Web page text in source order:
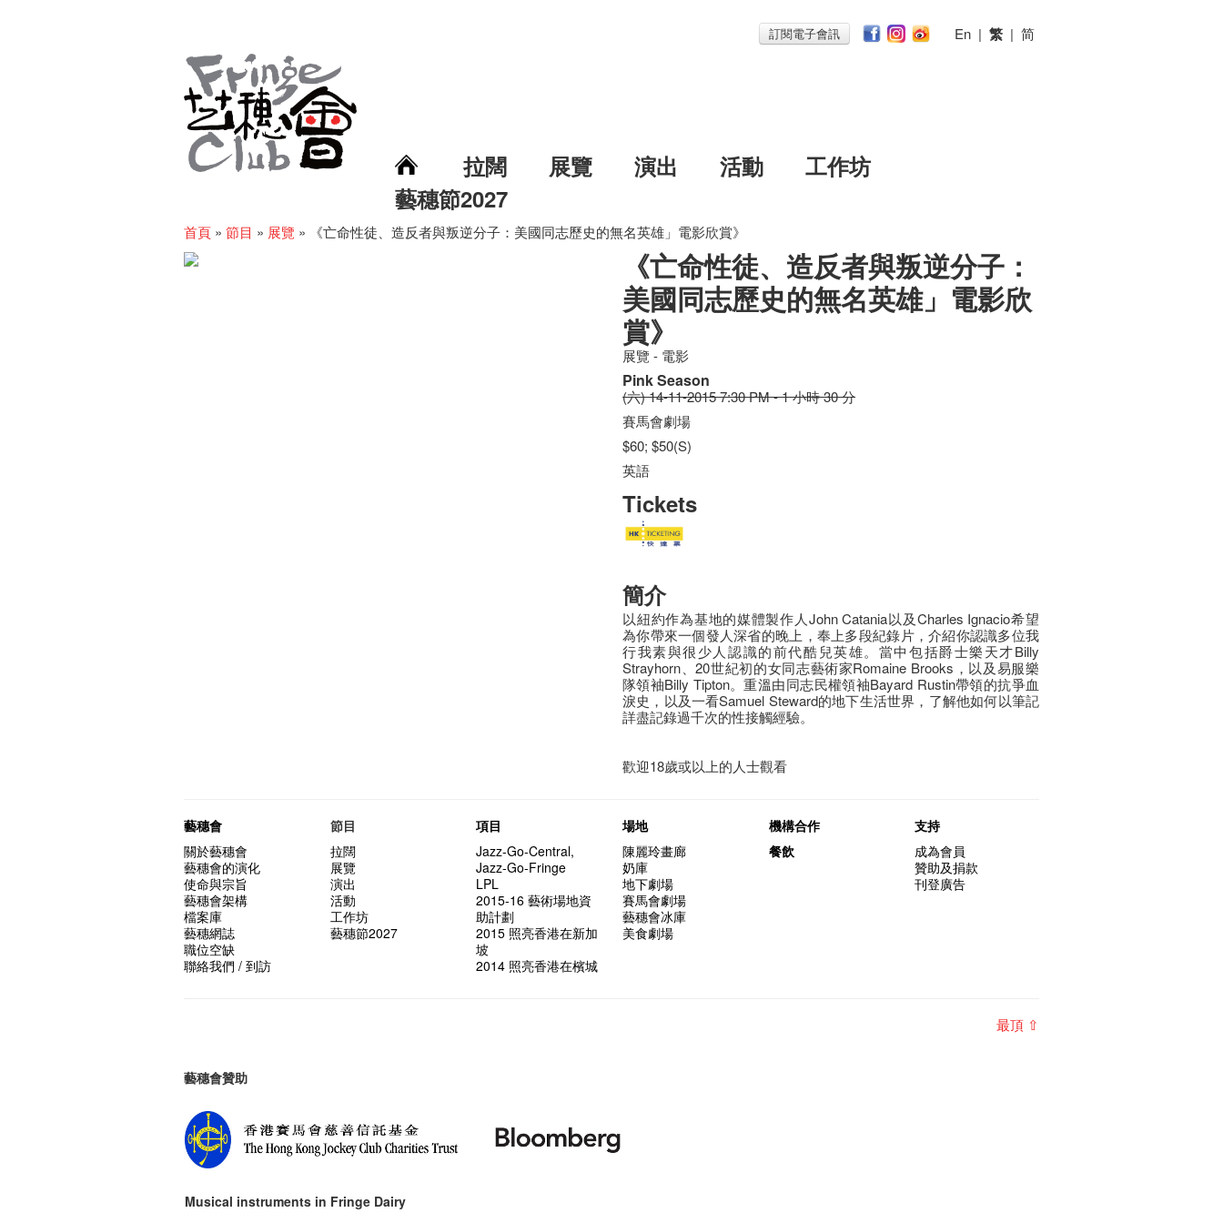
訂閱電子會訊 En | 繁 | 简
拉闊 展覽 演出 活動
工作坊
藝穗節2027
首頁 » 節目 » 展覽 » 《亡命性徒、造反者與叛逆分子：美國同志歷史的無名英雄」電影欣賞》
《亡命性徒、造反者與叛逆分子：
美國同志歷史的無名英雄」電影欣
賞》
展覽 - 電影
Pink Season
(六) 14-11-2015 7:30 PM - 1 小時 30 分
賽馬會劇場
$60; $50(S)
英語
Tickets
簡介
以紐約作為基地的媒體製作人John Catania以及Charles Ignacio希望
為你帶來一個發人深省的晚上，奉上多段紀錄片，介紹你認識多位我
行我素與很少人認識的前代酷兒英雄。當中包括爵士樂天才Billy
Strayhorn、20世紀初的女同志藝術家Romaine Brooks，以及易服樂
隊領袖Billy Tipton。重溫由同志民權領袖Bayard Rustin帶領的抗爭血
淚史，以及一看Samuel Steward的地下生活世界，了解他如何以筆記
詳盡記錄過千次的性接觸經驗。
歡迎18歲或以上的人士觀看
藝穗會
關於藝穗會
藝穗會的演化
使命與宗旨
藝穗會架構
檔案庫
藝穗網誌
職位空缺
聯絡我們 / 到訪
節目
拉闊
展覽
演出
活動
工作坊
藝穗節2027
項目
Jazz-Go-Central,
Jazz-Go-Fringe
LPL
2015-16 藝術場地資
助計劃
2015 照亮香港在新加
坡
2014 照亮香港在檳城
場地
陳麗玲畫廊
奶庫
地下劇場
賽馬會劇場
藝穗會冰庫
美食劇場
機構合作
餐飲
支持
成為會員
贊助及捐款
刊登廣告
最頂 ⇧
藝穗會贊助
Musical instruments in Fringe Dairy